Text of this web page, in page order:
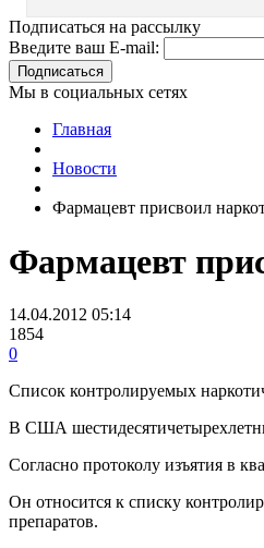
Подписаться на рассылку
Введите ваш E-mail:
Подписаться
Мы в социальных сетях
Главная
Новости
Фармацевт присвоил
Фармацевт
14.04.2012 05:14
1854
0
Список контролируемых
В США
Согласно протоколу изъятия в
Он относится к списку
препаратов.